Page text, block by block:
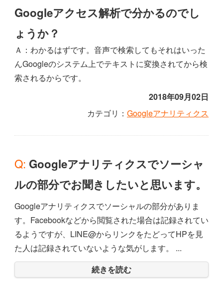
Googleアクセス解析で分かるのでし
ょうか？
Ａ：わかるはずです。音声で検索してもそれはいった
んGoogleのシステム上でテキストに変換されてから検
索されるからです。
2018年09月02日
カテゴリ： Googleアナリティクス
Q: Googleアナリティクスでソーシャ
ルの部分でお聞きしたいと思います。
Googleアナリティクスでソーシャルの部分がありま
す。Facebookなどから閲覧された場合は記録されてい
るようですが、LINE@からリンクをたどってHPを見
た人は記録されていないような気がします。 ...
続きを読む